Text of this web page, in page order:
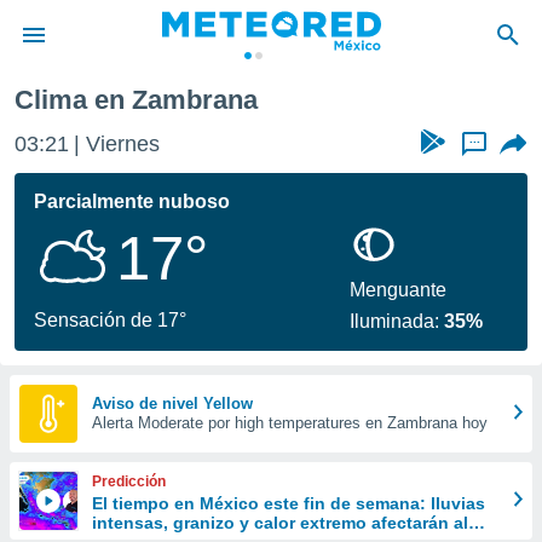
de
ha sido
que se
calidad.
a este
las
y
forma
digital
basada
Clima en Zambrana
03:21 Viernes ...
Parcialmente nuboso
17°
Sensación de 17°
Menguante
Iluminada:35%
Aviso de nivel Yellow
Alerta Moderate por high temperatures en Zambrana hoy
Predicción
El tiempo en México este fin de semana: lluvias
intensas, granizo y calor extremo afectarán al